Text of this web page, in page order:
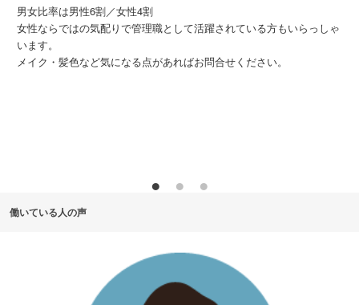
男女比率は男性6割／女性4割
女性ならではの気配りで管理職として活躍されている方もいらっしゃ
います。
メイク・髪色など気になる点があればお問合せください。
働いている人の声